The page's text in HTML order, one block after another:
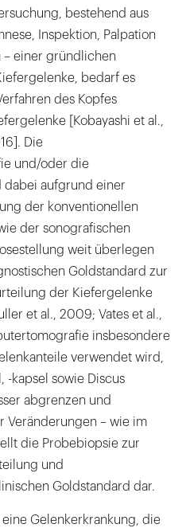
bestehend aus
Inspektion, Palpation
einer gründlichen
bedarf es
des Kopfes
[Kobayashi et al.,
Die
und/oder die
aufgrund einer
der konventionellen
der sonografischen
weit überlegen
Goldstandard zur
der Kiefergelenke
et al., 2009; Vates et al.,
insbesondere
verwendet wird,
-kapsel sowie Discus
abgrenzen und
Veränderungen – wie im
die Probebiopsie zur
und
Goldstandard dar.
eine Gelenkerkrankung, die